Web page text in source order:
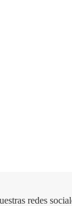
redes